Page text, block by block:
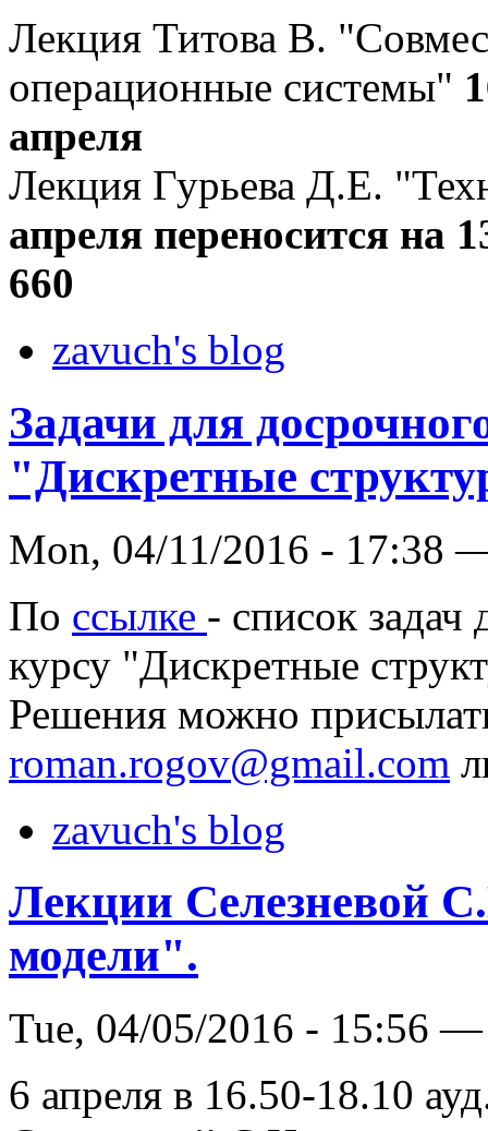
Лекция Титова В.
операционные системы"
апреля
Лекция Гурьева Д.Е.
апреля переносится на
660
zavuch's blog
Задачи для
"Дискретные
Mon, 04/11/2016 - 17:38
По ссылке - список задач
курсу "Дискретные
Решения можно
roman.rogov@gmail.com
zavuch's blog
Лекции Cелезневой
модели".
Tue, 04/05/2016 - 15:56 —
6 апреля в 16.50-18.10